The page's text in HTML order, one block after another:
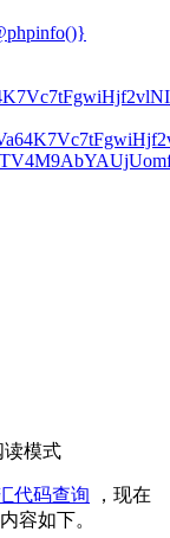
读模式
代码查询 ，现在
内容如下。